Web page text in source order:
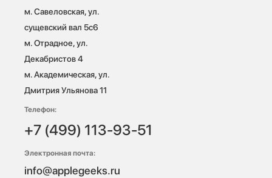
м. Савеловская, ул.
сущевский вал 5с6
м. Отрадное, ул.
Декабристов 4
м. Академическая, ул.
Дмитрия Ульянова 11
Телефон:
+7 (499) 113-93-51
Электронная почта:
info@applegeeks.ru